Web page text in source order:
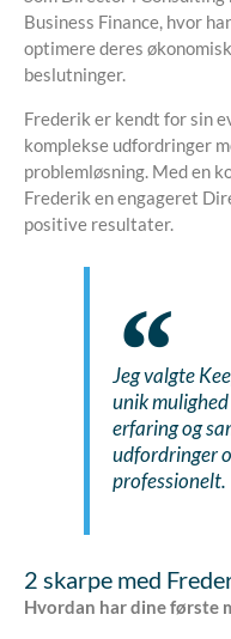
Business Finance, hvor
optimere deres
beslutninger.
Frederik er kendt for sin
komplekse udfordringer
problemløsning. Med en
Frederik en engageret
positive resultater.
Jeg valgte
unik
erfaring og
udfordringer
professionelt.
2 skarpe med
Hvordan har dine første